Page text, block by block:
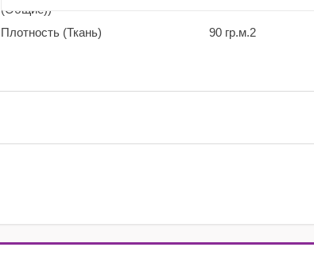
(Общие))
Плотность (Ткань) 90 гр.м.2